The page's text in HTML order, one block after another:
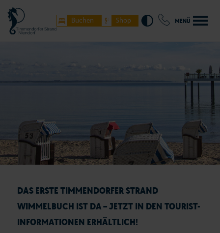
Buchen Shop MENÜ
DAS ERSTE TIMMENDORFER STRAND
WIMMELBUCH IST DA – JETZT IN DEN TOURIST-
INFORMATIONEN ERHÄLTLICH!